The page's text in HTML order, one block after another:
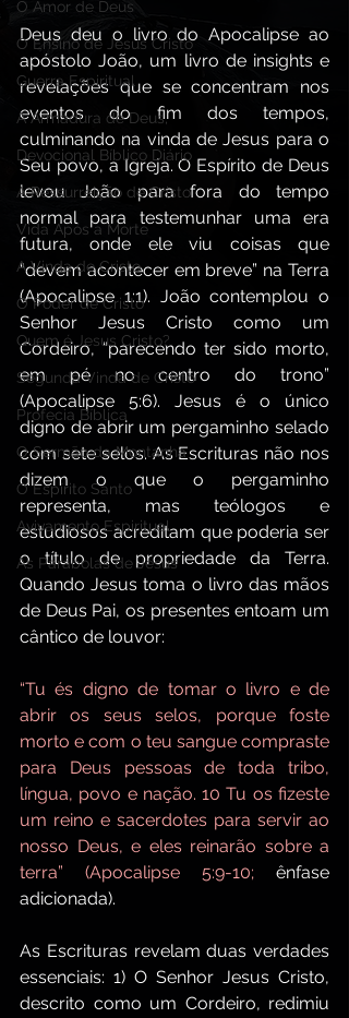
O Amor de Deus
O Ensino de Jesus Cristo
Guerra Espiritual
A Armadura de Deus,
Devocional Bíblico Diário
A Ressurreição de Cristo
Vida Após a Morte
A Vinda de Cristo
O Poder de Cristo
Quem é Jesus Cristo?
Segunda Vinda de Cristo
Profecia Bíblica
O Sermão da Montanha
O Espírito Santo
Avivamento Espiritual
As Parábolas de Jesus
Deus deu o livro do Apocalipse ao
apóstolo João, um livro de insights e
revelações que se concentram nos
eventos do fim dos tempos,
culminando na vinda de Jesus para o
Seu povo, a Igreja. O Espírito de Deus
levou João para fora do tempo
normal para testemunhar uma era
futura, onde ele viu coisas que
“devem acontecer em breve” na Terra
(Apocalipse 1:1). João contemplou o
Senhor Jesus Cristo como um
Cordeiro, “parecendo ter sido morto,
em pé no centro do trono”
(Apocalipse 5:6). Jesus é o único
digno de abrir um pergaminho selado
com sete selos. As Escrituras não nos
dizem o que o pergaminho
representa, mas teólogos e
estudiosos acreditam que poderia ser
o título de propriedade da Terra.
Quando Jesus toma o livro das mãos
de Deus Pai, os presentes entoam um
cântico de louvor:
“Tu és digno de tomar o livro e de
abrir os seus selos, porque foste
morto e com o teu sangue compraste
para Deus pessoas de toda tribo,
língua, povo e nação. 10 Tu os fizeste
um reino e sacerdotes para servir ao
nosso Deus, e eles reinarão sobre a
terra” (Apocalipse 5:9-10; ênfase
adicionada).
As Escrituras revelam duas verdades
essenciais: 1) O Senhor Jesus Cristo,
descrito como um Cordeiro, redimiu